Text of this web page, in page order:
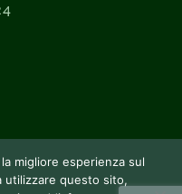
migliore esperienza sul
utilizzare questo sito,